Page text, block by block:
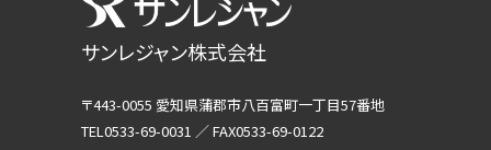
サンレジャン株式会社
〒443-0055 愛知県蒲郡市八百富町一丁目57番地
TEL0533-69-0031 ／ FAX0533-69-0122